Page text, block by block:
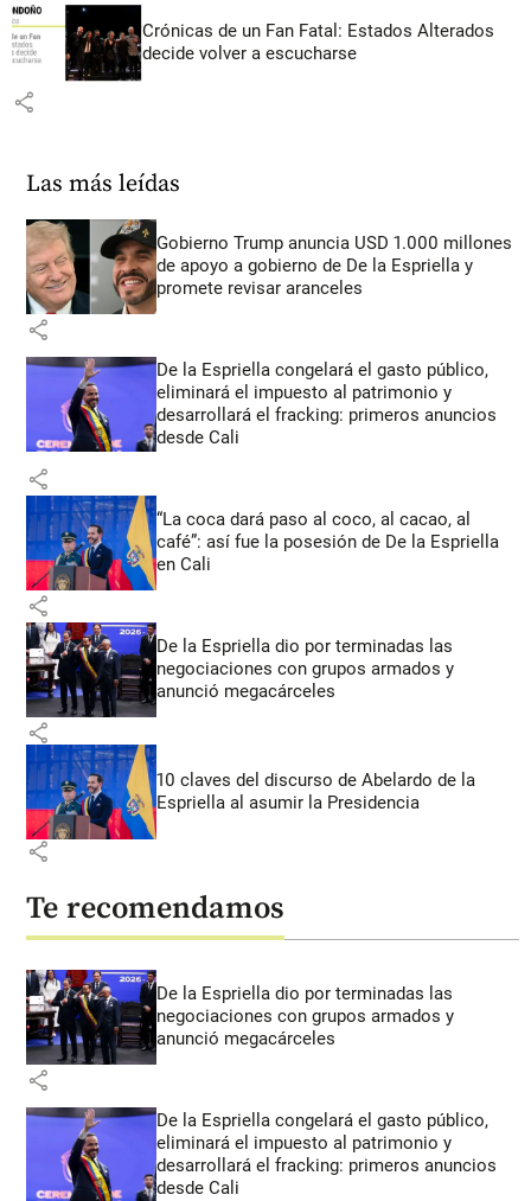
Crónicas de un Fan Fatal: Estados Alterados
decide volver a escucharse
share
Las más leídas
Gobierno Trump anuncia USD 1.000 millones
de apoyo a gobierno de De la Espriella y
promete revisar aranceles
share
De la Espriella congelará el gasto público,
eliminará el impuesto al patrimonio y
desarrollará el fracking: primeros anuncios
desde Cali
share
“La coca dará paso al coco, al cacao, al
café”: así fue la posesión de De la Espriella
en Cali
share
De la Espriella dio por terminadas las
negociaciones con grupos armados y
anunció megacárceles
share
10 claves del discurso de Abelardo de la
Espriella al asumir la Presidencia
share
Te recomendamos
De la Espriella dio por terminadas las
negociaciones con grupos armados y
anunció megacárceles
share
De la Espriella congelará el gasto público,
eliminará el impuesto al patrimonio y
desarrollará el fracking: primeros anuncios
desde Cali